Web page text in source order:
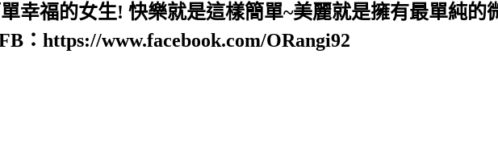
幸福的女生! 快樂就是這樣簡單~美麗就是擁有最單純的
：https://www.facebook.com/ORangi92